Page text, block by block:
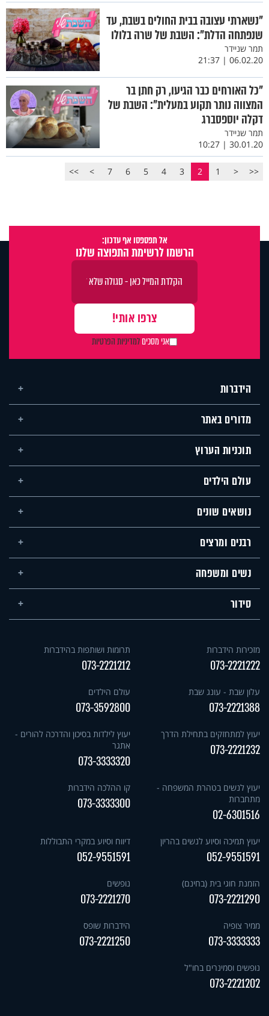
"נשארתי עצובה בבית החולים בשבת, עד
שנפתחה הדלת": השבת של שרה בלולו
תמר שניידר
06.02.20 | 21:37
"כל האורחים כבר הגיעו, רק חתן בר
המצווה נותר תקוע במעלית": השבת של
דקלה יוספסברג
תמר שניידר
30.01.20 | 10:27
<<
<
1
2
3
4
5
6
7
>
>>
אל תפספסו אף עדכון:
הרשמו לרשימת התפוצה שלנו
אני מסכיםלמדיניות הפרטיות
הידברות
מדורים באתר
תוכניות הערוץ
עולם הילדים
נושאים שונים
רבנים ומרצים
נשים ומשפחה
סידור
מזכירות הידברות
073-2221222
תרומות ושותפות בהידברות
073-2221212
עלון שבת - עונג שבת
073-2221388
עולם הילדים
073-3592800
יעוץ למתחזקים בתחילת הדרך
073-2221232
יעוץ לילדות בסיכון והדרכה להורים -
אתגר
073-3333320
יעוץ לנשים בטהרת המשפחה -
מתחברות
02-6301516
קו ההלכה הידברות
073-3333300
יעוץ תמיכה וסיוע לנשים בהריון
052-9551591
דיווח וסיוע במקרי התבוללות
052-9551591
הזמנת חוגי בית (בחינם)
073-2221290
נופשים
073-2221270
ממיר צופיה
073-3333333
הידברות שופס
073-2221250
נופשים וסמינרים בחו"ל
073-2221202